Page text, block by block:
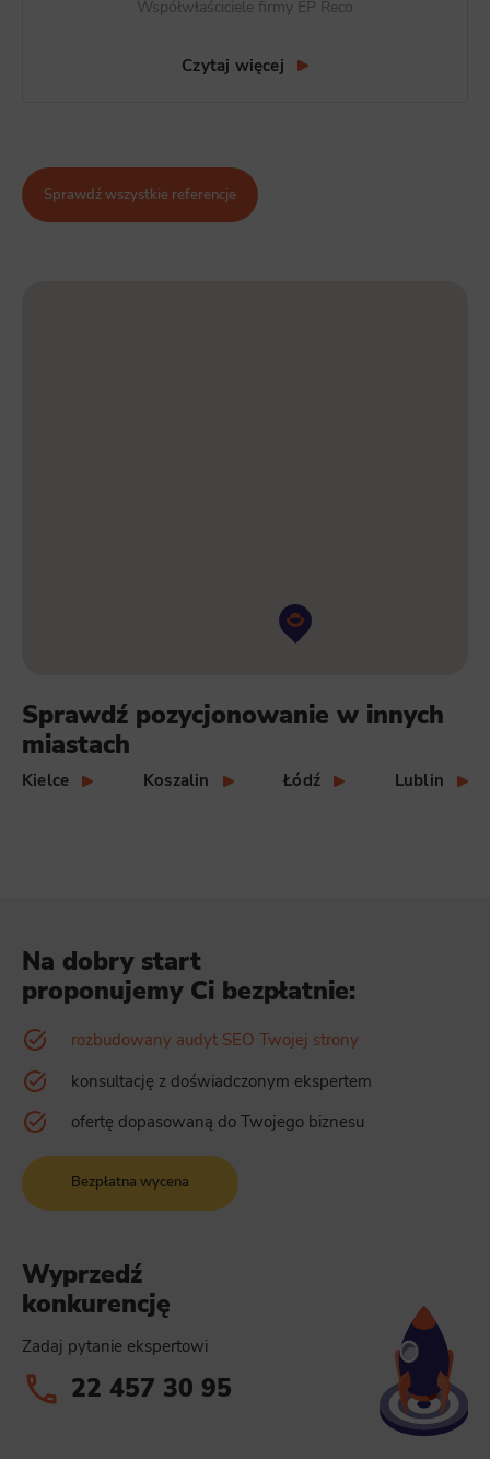
Współwłaściciele firmy EP Reco
Czytaj więcej
Sprawdź wszystkie referencje
Sprawdź pozycjonowanie w innych
miastach
Kielce Koszalin Łódź Lublin
Na dobry start
proponujemy Ci bezpłatnie:
rozbudowany audyt SEO Twojej strony
konsultację z doświadczonym ekspertem
ofertę dopasowaną do Twojego biznesu
Bezpłatna wycena
Wyprzedź
konkurencję
Zadaj pytanie ekspertowi
22 457 30 95